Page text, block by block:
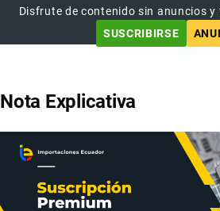
Disfrute de contenido sin anuncios
SUSCRIBIRSE
Nota Explicativa